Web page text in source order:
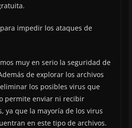
impedir los ataques de
muy en serio la seguridad de
de explorar los archivos
los posibles virus que
permite enviar ni recibir
ya que la mayoría de los virus
en este tipo de archivos.